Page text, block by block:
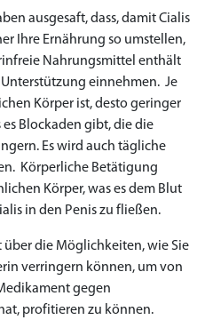
ausgesaft, dass, damit Cialis
Ihre Ernährung so umstellen,
Nahrungsmittel enthält
einnehmen. Je
Körper ist, desto geringer
Blockaden gibt, die die
Es wird auch tägliche
Körperliche Betätigung
Körper, was es dem Blut
in den Penis zu fließen.
über die Möglichkeiten, wie Sie
verringern können, um von
gegen
profitieren zu können.